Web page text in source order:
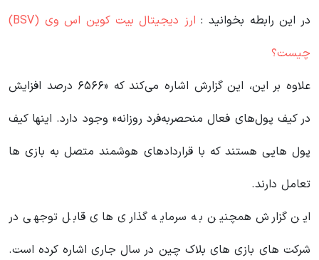
در این رابطه بخوانید‌ :
ارز دیجیتال بیت کوین اس وی (BSV)
چیست؟
علاوه بر این، این گزارش اشاره می‌کند که «۶۵۶۶ درصد افزایش
در کیف پول‌های فعال منحصربه‌فرد روزانه» وجود دارد. اینها کیف
پول هایی هستند که با قراردادهای هوشمند متصل به بازی ها
تعامل دارند.
این گزارش همچنین به سرمایه گذاری های قابل توجهی در
شرکت های بازی های بلاک چین در سال جاری اشاره کرده است.